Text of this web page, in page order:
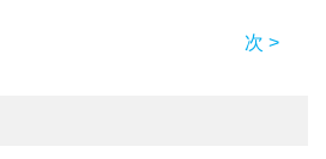
次 >